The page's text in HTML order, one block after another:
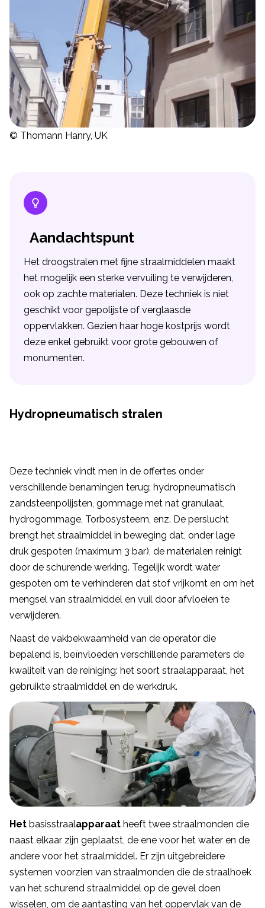
© Thomann Hanry, UK
Aandachtspunt
Het droogstralen met fijne straalmiddelen maakt
het mogelijk een sterke vervuiling te verwijderen,
ook op zachte materialen. Deze techniek is niet
geschikt voor gepolijste of verglaasde
oppervlakken. Gezien haar hoge kostprijs wordt
deze enkel gebruikt voor grote gebouwen of
monumenten.
Hydropneumatisch stralen
Deze techniek vindt men in de offertes onder
verschillende benamingen terug: hydropneumatisch
zandsteenpolijsten, gommage met nat granulaat,
hydrogommage, Torbosysteem, enz. De perslucht
brengt het straalmiddel in beweging dat, onder lage
druk gespoten (maximum 3 bar), de materialen reinigt
door de schurende werking. Tegelijk wordt water
gespoten om te verhinderen dat stof vrijkomt en om het
mengsel van straalmiddel en vuil door afvloeien te
verwijderen.
Naast de vakbekwaamheid van de operator die
bepalend is, beïnvloeden verschillende parameters de
kwaliteit van de reiniging: het soort straalapparaat, het
gebruikte straalmiddel en de werkdruk.
Het basisstraalapparaat heeft twee straalmonden die
naast elkaar zijn geplaatst, de ene voor het water en de
andere voor het straalmiddel. Er zijn uitgebreidere
systemen voorzien van straalmonden die de straalhoek
van het schurend straalmiddel op de gevel doen
wisselen, om de aantasting van het oppervlak van de